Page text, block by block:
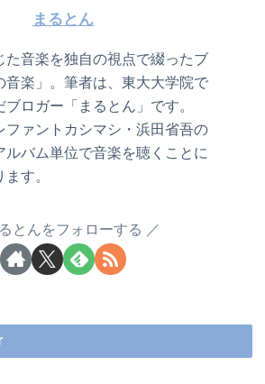
まるとん
た音楽を独自の視点で綴ったブ
音楽」。筆者は、東大大学院で
ロガー「まるとん」です。
ファントカシマシ・浜田省吾の
ルバム単位で音楽を聴くことに
す。
とんをフォローする